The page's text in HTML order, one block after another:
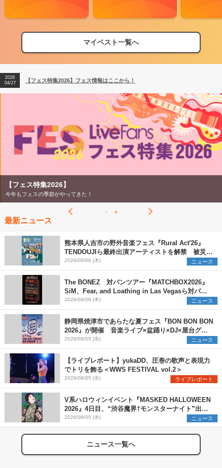
マイベスト一覧へ
【フェス特集2026】フェス情報はここから！
【ライブ動員ランキング】2026年上半期編発表！
2026
04/27
【フェス特集2026】フェス情報はここから！
2026
【ライブ動員ランキング】2026年上半期編発表！
【フェス特集2026】
今年もフェスの季節がやってきた！
最新ニュース
熊本県人吉市の野外音楽フェス『Rural Act'26』
TENDOUJIら最終出演アーティストを解禁 被災地
支援プロジェクトの始動も発表
2026/08/06 (木) ニュース
The BONEZ 対バンツアー『MATCHBOX2026』
SiM、Fear, and Loathing in Las Vegasら対バン
アーティストを一斉解禁
2026/08/06 (木) ニュース
静岡県焼津市であらたな夏フェス『BON BON BON
2026』が開催 音楽ライブ×盆踊り×DJ×屋台グル
メ×ランタンナイトで彩る2日間
2026/08/05 (水) ニュース
【ライブレポート】yukaDD、圧巻の歌声と表現力
でトリを飾る＜WWS FESTIVAL vol.2＞
2026/08/05 (水) ライブレポート
V系ハロウィンイベント『MASKED HALLOWEEN
2026』4日目、“渋谷魔界†モンスターナイト”出演6
組を発表
2026/08/05 (水) ニュース
ニュース一覧へ